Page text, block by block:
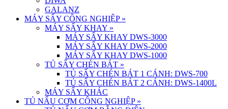
GALANZ
MÁY SẤY CÔNG NGHIỆP »
MÁY SẤY KHAY »
MÁY SẤY KHAY DWS-3000
MÁY SẤY KHAY DWS-2000
MÁY SẤY KHAY DWS-1000
TỦ SẤY CHÉN BÁT »
TỦ SẤY CHÉN BÁT 1 CÁNH: DWS-700
TỦ SẤY CHÉN BÁT 2 CÁNH: DWS-1400L
MÁY SẤY KHÁC
TỦ NẤU CƠM CÔNG NGHIỆP »